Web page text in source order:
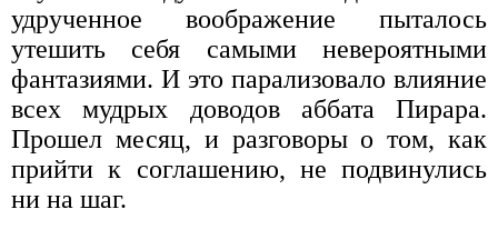
удрученное воображение пыталось
утешить себя самыми невероятными
фантазиями. И это парализовало влияние
всех мудрых доводов аббата Пирара.
Прошел месяц, и разговоры о том, как
прийти к соглашению, не подвинулись
ни на шаг.